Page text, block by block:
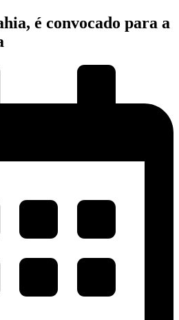
é convocado para a